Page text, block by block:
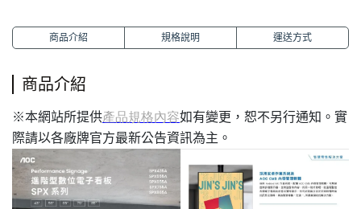
商品介紹 規格說明 運送方式
商品介紹
※本網站所提供產品規格內容如有變更，恕不另行通知。實
際請以各廠牌官方最新公告資訊為主。